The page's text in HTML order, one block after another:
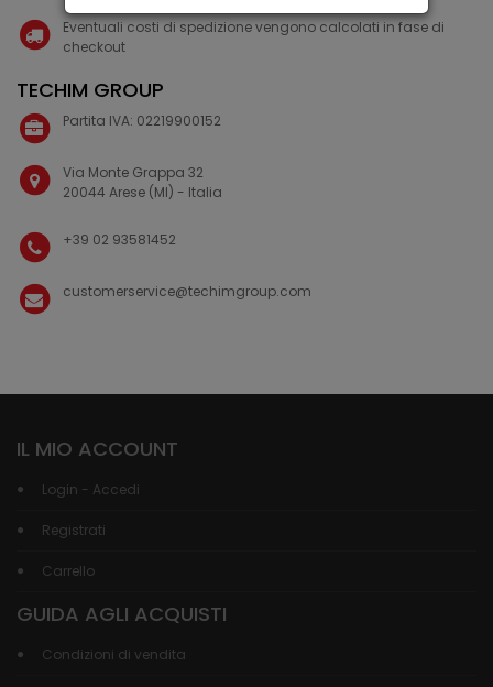
Eventuali costi di spedizione vengono calcolati in fase di
checkout
TECHIM GROUP
Partita IVA: 02219900152
Via Monte Grappa 32
20044 Arese (MI) - Italia
+39 02 93581452
customerservice@techimgroup.com
IL MIO ACCOUNT
Login - Accedi
Registrati
Carrello
GUIDA AGLI ACQUISTI
Condizioni di vendita